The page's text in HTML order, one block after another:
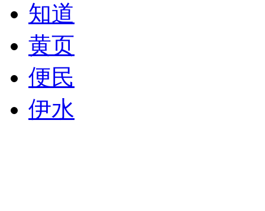
知道
黄页
便民
伊水